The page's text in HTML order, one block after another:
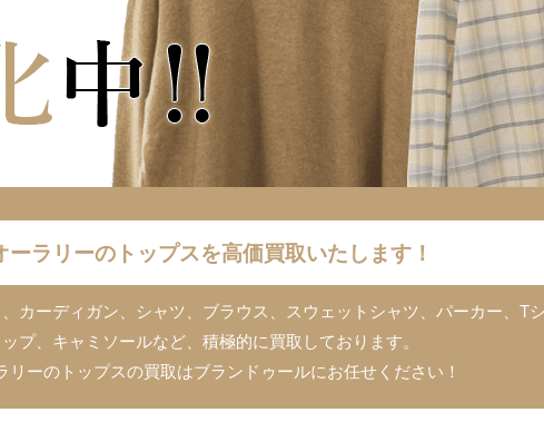
ーラリーのトップスを高価買取いたします！
カーディガン、シャツ、ブラウス、スウェットシャツ、パーカー、T
ップ、キャミソールなど、積極的に買取しております。
リーのトップスの買取はブランドゥールにお任せください！